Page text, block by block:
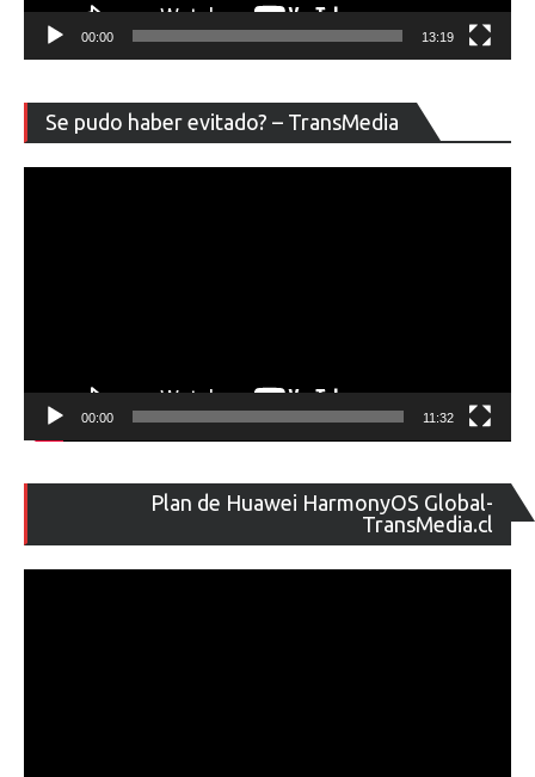
00:00 13:19
Se pudo haber evitado? – TransMedia
de
00:00 11:32
Plan de Huawei HarmonyOS Global-
TransMedia.cl
de